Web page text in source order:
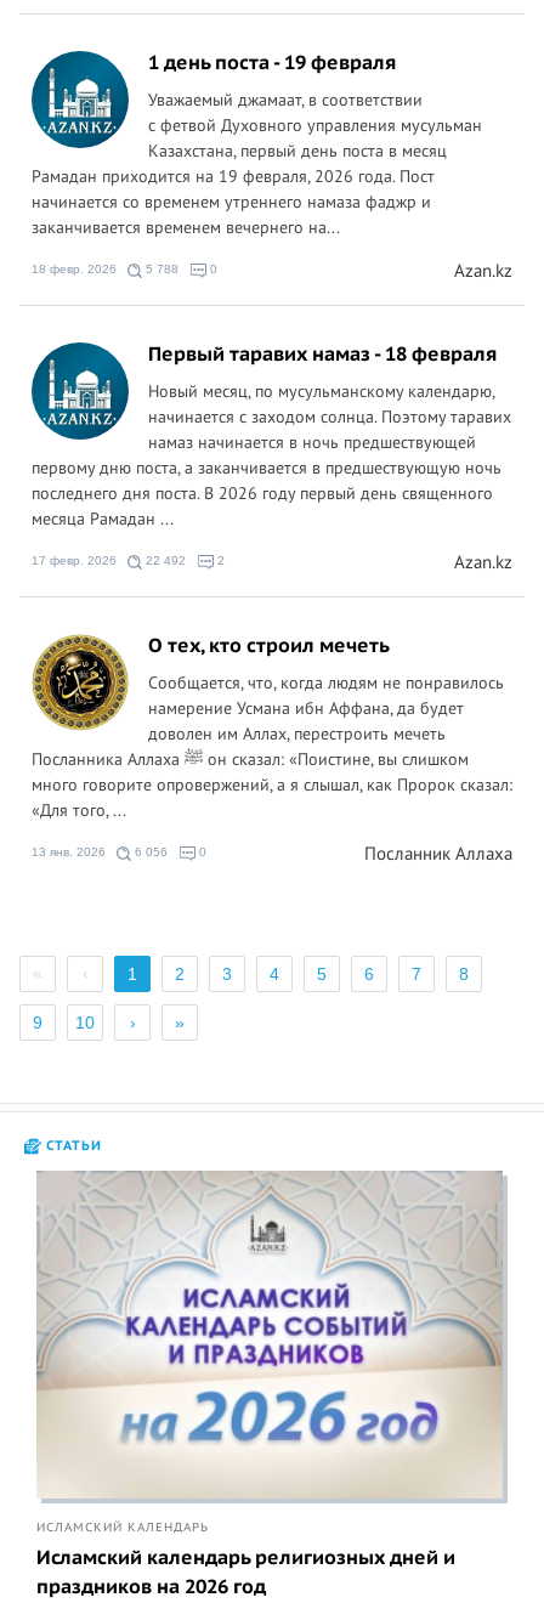
1 день поста - 19 февраля
Уважаемый джамаат, в соответствии
с фетвой Духовного управления мусульман
Казахстана, первый день поста в месяц
Рамадан приходится на 19 февраля, 2026 года. Пост
начинается со временем утреннего намаза фаджр и
заканчивается временем вечернего на...
18 февр. 2026 5 788 0 Azan.kz
Первый таравих намаз - 18 февраля
Новый месяц, по мусульманскому календарю,
начинается с заходом солнца. Поэтому таравих
намаз начинается в ночь предшествующей
первому дню поста, а заканчивается в предшествующую ночь
последнего дня поста. В 2026 году первый день священного
месяца Рамадан ...
17 февр. 2026 22 492 2 Azan.kz
О тех, кто строил мечеть
Сообщается, что, когда людям не понравилось
намерение Усмана ибн Аффана, да будет
доволен им Аллах, перестроить мечеть
Посланника Аллаха ﷺ он сказал: «Поистине, вы слишком
много говорите опровержений, а я слышал, как Пророк сказал:
«Для того, ...
13 янв. 2026 6 056 0 Посланник Аллаха
« ‹ 1 2 3 4 5 6 7 8
9 10 › »
СТАТЬИ
ИСЛАМСКИЙ КАЛЕНДАРЬ
Исламский календарь религиозных дней и
праздников на 2026 год